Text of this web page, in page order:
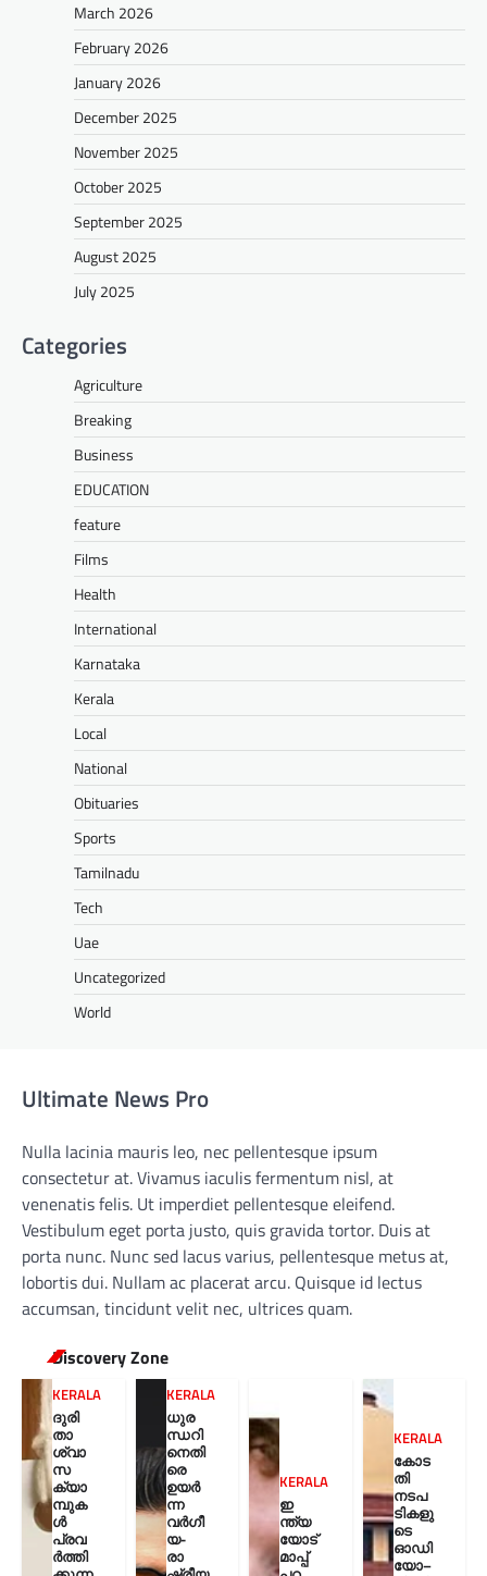
March 2026
February 2026
January 2026
December 2025
November 2025
October 2025
September 2025
August 2025
July 2025
Categories
Agriculture
Breaking
Business
EDUCATION
feature
Films
Health
International
Karnataka
Kerala
Local
National
Obituaries
Sports
Tamilnadu
Tech
Uae
Uncategorized
World
Ultimate News Pro
Nulla lacinia mauris leo, nec pellentesque ipsum
consectetur at. Vivamus iaculis fermentum nisl, at
venenatis felis. Ut imperdiet pellentesque eleifend.
Vestibulum eget porta justo, quis gravida tortor. Duis at
porta nunc. Nunc sed lacus varius, pellentesque metus at,
lobortis dui. Nullam ac placerat arcu. Quisque id lectus
accumsan, tincidunt velit nec, ultrices quam.
Discovery Zone
KERALA
ദുരി
താ
ശ്വാ
സ
ക്യാ
മ്പുക
ൾ
പ്രവ
ർത്തി
KERALA
ധുര
ന്ധറി
നെതി
രെ
ഉയർ
ന്ന
വർഗീ
യ-
രാ
KERALA
ഇ
ന്ത്യ
യോട്
മാപ്പ്
KERALA
കോട
തി
നടപ
ടികളു
ടെ
ഓഡി
യോ–